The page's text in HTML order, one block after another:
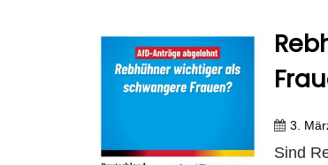
3.
Sind